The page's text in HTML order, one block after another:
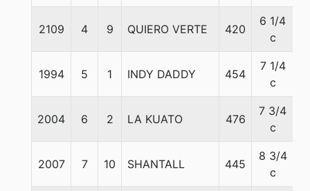
2109 4 9 QUIERO VERTE 420
6 1/4
c
1994 5 1 INDY DADDY 454
7 1/4
c
2004 6 2 LA KUATO 476
7 3/4
c
2007 7 10 SHANTALL 445
8 3/4
c